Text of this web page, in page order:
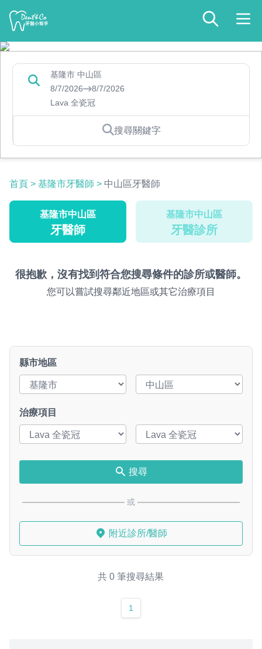
基隆市 中山區
8/7/2026
8/7/2026
Lava 全瓷冠
搜尋關鍵字
首頁 > 基隆市牙醫師 > 中山區牙醫師
基隆市中山區
牙醫師
基隆市中山區
牙醫診所
很抱歉，沒有找到符合您搜尋條件的診所或醫師。
您可以嘗試搜尋鄰近地區或其它治療項目
縣市地區
治療項目
搜尋
或
附近診所/醫師
共 0 筆搜尋結果
1